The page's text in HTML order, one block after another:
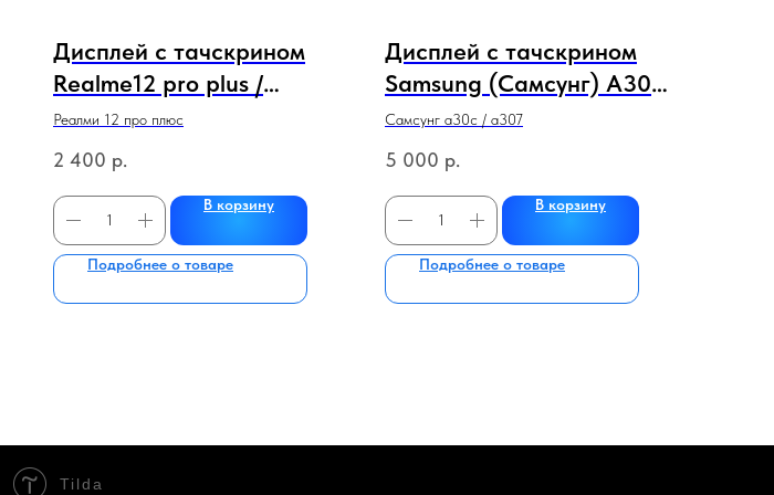
Дисплей с тачскрином
Realme12 pro plus /
Realme 12 pro оригинал
Реалми 12 про плюс
2 400 р.
В корзину
Подробнее о товаре
Дисплей с тачскрином
Samsung (Самсунг) A30S
/ A307 в раме
(сервисный 100%
оригинал) (черный)
Самсунг а30с / а307
5 000 р.
В корзину
Подробнее о товаре
Tilda